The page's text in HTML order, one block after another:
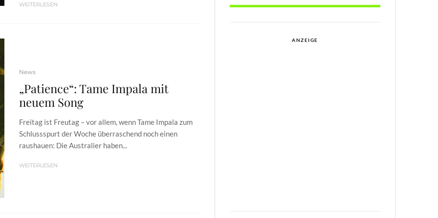
WEITERLESEN
News
„Patience“: Tame Impala mit
neuem Song
Freitag ist Freutag – vor allem, wenn Tame Impala zum
Schlussspurt der Woche überraschend noch einen
raushauen: Die Australier haben...
WEITERLESEN
ANZEIGE